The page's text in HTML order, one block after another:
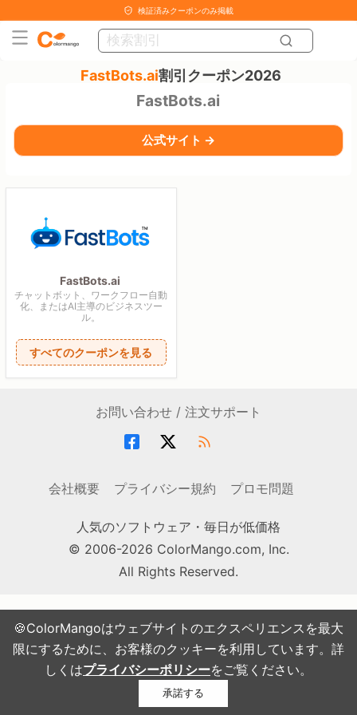
🍪ColorMangoはウェブサイトのエクスペリエンスを最大
限にするために、お客様のクッキーを利用しています。詳
しくはプライバシーポリシーをご覧ください。
承諾する
検証済みクーポンのみ掲載
FastBots.ai割引クーポン2026
FastBots.ai
公式サイト →
FastBots.ai
チャットボット、ワークフロー自動
化、またはAI主導のビジネスツー
ル。
すべてのクーポンを見る
お問い合わせ / 注文サポート
会社概要 プライバシー規約 プロモ問題
人気のソフトウェア・毎日が低価格
© 2006-2026 ColorMango.com, Inc.
All Rights Reserved.